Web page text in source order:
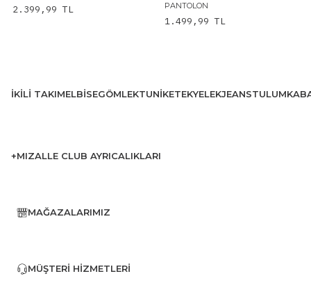
2.399,99 TL
PANTOLON
1.499,99 TL
İKILI TAKIMELBISEGÖMLEKTUNIKETEKYELEKJEANSTULUM
+MIZALLE CLUB AYRICALIKLARI
MAĞAZALARIMIZ
MÜŞTERI HIZMETLERI